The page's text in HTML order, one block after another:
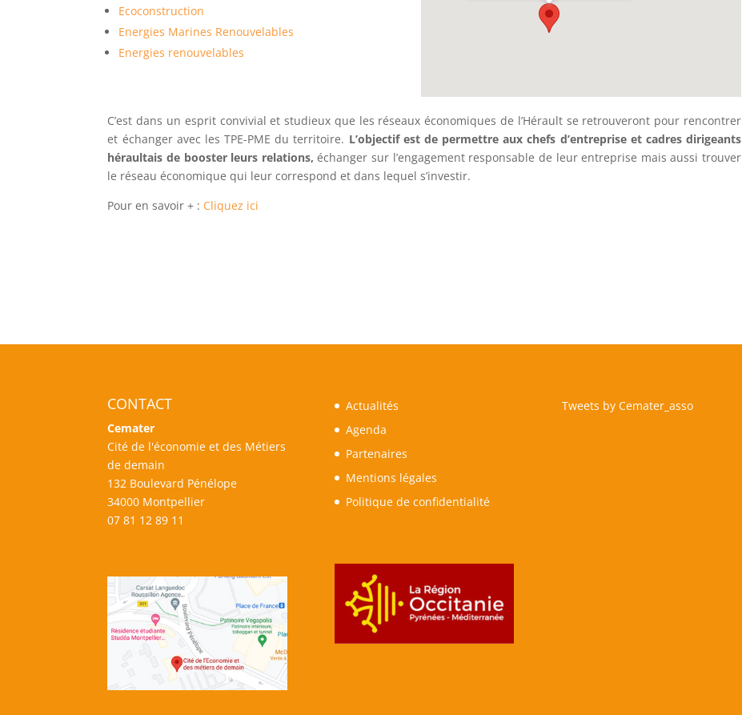
Ecoconstruction
Energies Marines Renouvelables
Energies renouvelables
C’est dans un esprit convivial et studieux que les réseaux économiques de l’Hérault se retrouveront pour rencontrer
et échanger avec les TPE-PME du territoire. L’objectif est de permettre aux chefs d’entreprise et cadres dirigeants
héraultais de booster leurs relations, échanger sur l’engagement responsable de leur entreprise mais aussi trouver
le réseau économique qui leur correspond et dans lequel s’investir.
Pour en savoir + : Cliquez ici
CONTACT
Cemater
Cité de l'économie et des Métiers
de demain
132 Boulevard Pénélope
34000 Montpellier
07 81 12 89 11
Actualités
Agenda
Partenaires
Mentions légales
Politique de confidentialité
Tweets by Cemater_asso